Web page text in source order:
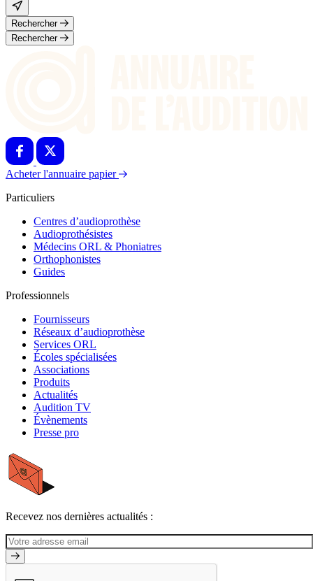
Rechercher
Rechercher
Acheter l'annuaire papier
Particuliers
Centres d’audioprothèse
Audioprothésistes
Médecins ORL & Phoniatres
Orthophonistes
Guides
Professionnels
Fournisseurs
Réseaux d’audioprothèse
Services ORL
Écoles spécialisées
Associations
Produits
Actualités
Audition TV
Évènements
Presse pro
Recevez nos dernières actualités :